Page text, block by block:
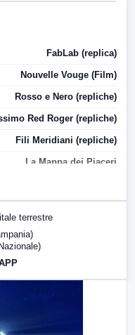
FabLab (replica)
Nouvelle Vouge (Film)
Rosso e Nero (repliche)
Red Roger (repliche)
Fili Meridiani (repliche)
La Mappa dei Piaceri
LabNews (replica)
terrestre